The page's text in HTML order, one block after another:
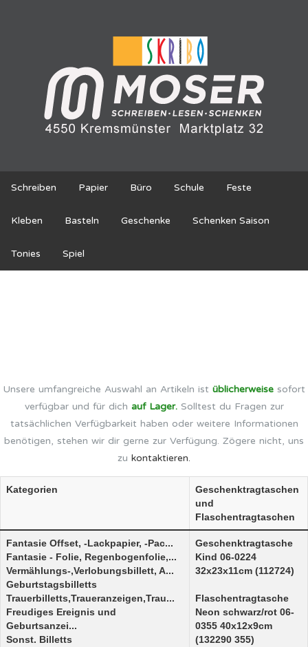
Schreiben Papier Büro Schule Feste
Kleben Basteln Geschenke Schenken Saison
Tonies Spiel
Unsere umfangreiche Auswahl an Artikeln ist üblicherweise sofort
verfügbar und für dich auf Lager.Solltest du Fragen zur
tatsächlichen Verfügbarkeit haben oder weitere Informationen
benötigen, stehen wir dir gerne zur Verfügung. Zögere nicht, uns
zu kontaktieren.
Kategorien
Geschenktragtaschen
und
Flaschentragtaschen
Fantasie Offset, -Lackpapier, -Pac...
Fantasie - Folie, Regenbogenfolie,...
Vermählungs-,Verlobungsbillett, A...
Geburtstagsbilletts
Trauerbilletts,Traueranzeigen,Trau...
Freudiges Ereignis und
Geburtsanzei...
Sonst. Billetts
Geschenktragtasche
Kind 06-0224
32x23x11cm (112724)
Flaschentragtasche
Neon schwarz/rot 06-
0355 40x12x9cm
(132290 355)